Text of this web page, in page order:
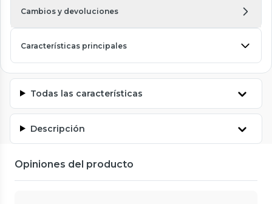
Cambios y devoluciones
Características principales
Todas las características
Descripción
Opiniones del producto